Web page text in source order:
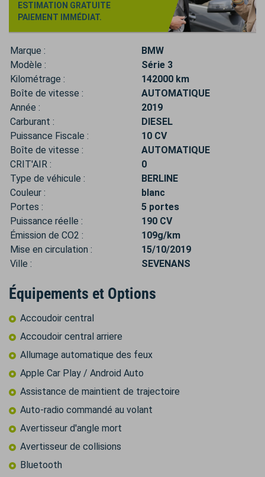
ESTIMATION GRATUITE
PAIEMENT IMMÉDIAT.
Marque :
BMW
Modèle :
Série 3
Kilométrage :
142000 km
Boîte de vitesse :
AUTOMATIQUE
Année :
2019
Carburant :
DIESEL
Puissance Fiscale :
10 CV
Boîte de vitesse :
AUTOMATIQUE
CRIT'AIR :
0
Type de véhicule :
BERLINE
Couleur :
blanc
Portes :
5 portes
Puissance réelle :
190 CV
Émission de CO2 :
109g/km
Mise en circulation :
15/10/2019
Ville :
SEVENANS
Équipements et Options
Accoudoir central
Accoudoir central arriere
Allumage automatique des feux
Apple Car Play / Android Auto
Assistance de maintient de trajectoire
Auto-radio commandé au volant
Avertisseur d'angle mort
Avertisseur de collisions
Bluetooth